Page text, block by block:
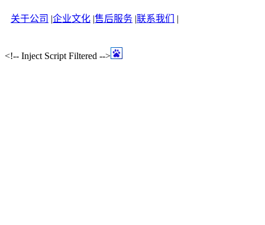
关于公司 |企业文化 |售后服务 |联系我们 |
<!-- Inject Script Filtered -->